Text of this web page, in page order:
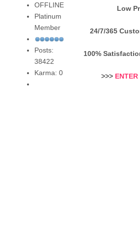
OFFLINE
Platinum
Member
Posts:
38422
Karma: 0
Low
24/7/365
100%
>>> ENTER